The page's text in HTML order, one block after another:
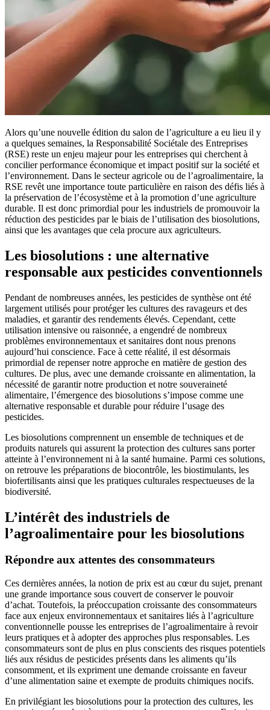
Alors qu’une nouvelle édition du salon de l’agriculture a eu lieu il y
a quelques semaines, la Responsabilité Sociétale des Entreprises
(RSE) reste un enjeu majeur pour les entreprises qui cherchent à
concilier performance économique et impact positif sur la société et
l’environnement. Dans le secteur agricole ou de l’agroalimentaire, la
RSE revêt une importance toute particulière en raison des défis liés à
la préservation de l’écosystème et à la promotion d’une agriculture
durable. Il est donc primordial pour les industriels de promouvoir la
réduction des pesticides par le biais de l’utilisation des biosolutions,
ainsi que les avantages que cela procure aux agriculteurs.
Les biosolutions : une alternative
responsable aux pesticides conventionnels
Pendant de nombreuses années, les pesticides de synthèse ont été
largement utilisés pour protéger les cultures des ravageurs et des
maladies, et garantir des rendements élevés. Cependant, cette
utilisation intensive ou raisonnée, a engendré de nombreux
problèmes environnementaux et sanitaires dont nous prenons
aujourd’hui conscience. Face à cette réalité, il est désormais
primordial de repenser notre approche en matière de gestion des
cultures. De plus, avec une demande croissante en alimentation, la
nécessité de garantir notre production et notre souveraineté
alimentaire, l’émergence des biosolutions s’impose comme une
alternative responsable et durable pour réduire l’usage des
pesticides.
Les biosolutions comprennent un ensemble de techniques et de
produits naturels qui assurent la protection des cultures sans porter
atteinte à l’environnement ni à la santé humaine. Parmi ces solutions,
on retrouve les préparations de biocontrôle, les biostimulants, les
biofertilisants ainsi que les pratiques culturales respectueuses de la
biodiversité.
L’intérêt des industriels de
l’agroalimentaire pour les biosolutions
Répondre aux attentes des consommateurs
Ces dernières années, la notion de prix est au cœur du sujet, prenant
une grande importance sous couvert de conserver le pouvoir
d’achat. Toutefois, la préoccupation croissante des consommateurs
face aux enjeux environnementaux et sanitaires liés à l’agriculture
conventionnelle pousse les entreprises de l’agroalimentaire à revoir
leurs pratiques et à adopter des approches plus responsables. Les
consommateurs sont de plus en plus conscients des risques potentiels
liés aux résidus de pesticides présents dans les aliments qu’ils
consomment, et ils expriment une demande croissante en faveur
d’une alimentation saine et exempte de produits chimiques nocifs.
En privilégiant les biosolutions pour la protection des cultures, les